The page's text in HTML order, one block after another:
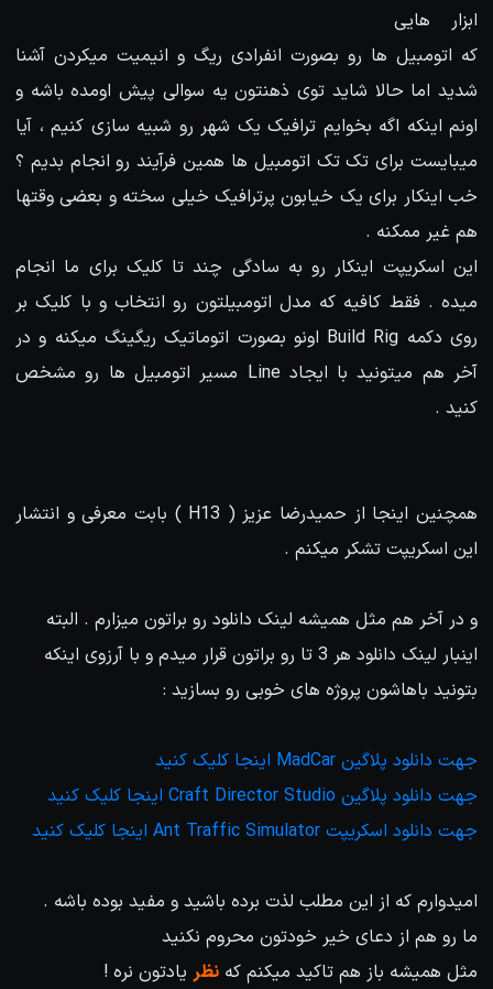
ابزار هایی
که اتومبیل ها رو بصورت انفرادی ریگ و انیمیت میکردن آشنا
شدید اما حالا شاید توی ذهنتون یه سوالی پیش اومده باشه و
اونم اینکه اگه بخوایم ترافیک یک شهر رو شبیه سازی کنیم ، آیا
میبایست برای تک تک اتومبیل ها همین فرآیند رو انجام بدیم ؟
خب اینکار برای یک خیابون پرترافیک خیلی سخته و بعضی وقتها
هم غیر ممکنه .
این اسکریپت اینکار رو به سادگی چند تا کلیک برای ما انجام
میده . فقط کافیه که مدل اتومبیلتون رو انتخاب و با کلیک بر
روی دکمه Build Rig اونو بصورت اتوماتیک ریگینگ میکنه و در
آخر هم میتونید با ایجاد Line مسیر اتومبیل ها رو مشخص
کنید .
همچنین اینجا از حمیدرضا عزیز ( H13 ) بابت معرفی و انتشار
این اسکریپت تشکر میکنم .
و در آخر هم مثل همیشه لینک دانلود رو براتون میزارم . البته
اینبار لینک دانلود هر 3 تا رو براتون قرار میدم و با آرزوی اینکه
بتونید باهاشون پروژه های خوبی رو بسازید :
جهت دانلود پلاگین MadCar اینجا کلیک کنید
جهت دانلود پلاگین Craft Director Studio اینجا کلیک کنید
جهت دانلود اسکریپت Ant Traffic Simulator اینجا کلیک کنید
امیدوارم که از این مطلب لذت برده باشید و مفید بوده باشه .
ما رو هم از دعای خیر خودتون محروم نکنید
مثل همیشه باز هم تاکید میکنم که نظر یادتون نره !